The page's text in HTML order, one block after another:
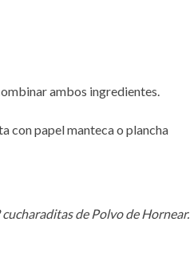
ambos ingredientes.
con papel manteca o plancha
de Polvo de Hornear.